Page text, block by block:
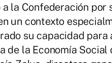
la Confederación
un contexto
su capacidad
de la Economía